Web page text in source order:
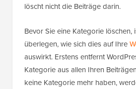
löscht nicht die Beiträge darin.
Bevor Sie eine Kategorie löschen,
überlegen, wie sich dies auf Ihre
auswirkt. Erstens entfernt
Kategorie aus allen Ihren
keine Kategorie mehr haben,